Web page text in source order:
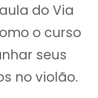
do Via
o curso
seus
no violão.